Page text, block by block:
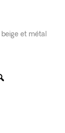
et métal